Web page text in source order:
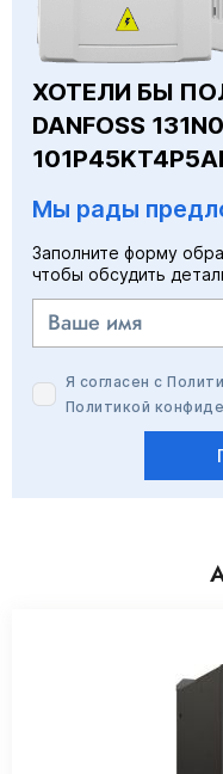
ХОТЕЛИ БЫ
DANFOSS
Мы рады
Заполните форму
чтобы обсудить
Я согласен с
Политикой